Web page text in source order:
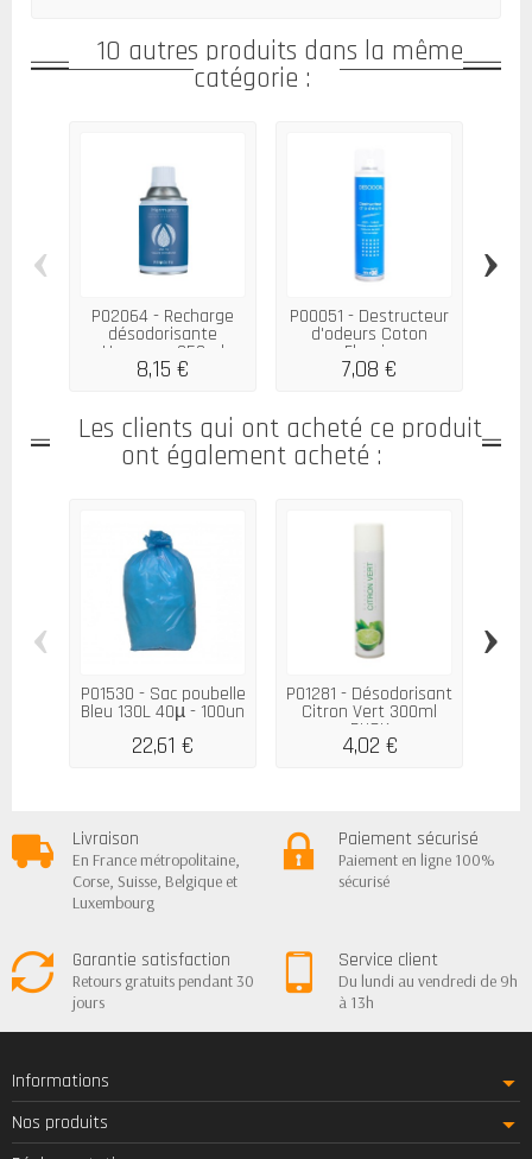
10 autres produits dans la même
catégorie :
P02064 - Recharge
désodorisante
Hermano 250ml
8,15 €
P00051 - Destructeur
d'odeurs Coton
Fleuri...
7,08 €
‹ ›
Les clients qui ont acheté ce produit
ont également acheté :
P01530 - Sac poubelle
Bleu 130L 40µ - 100un
22,61 €
P01281 - Désodorisant
Citron Vert 300ml
PUCK
4,02 €
‹ ›
Livraison
En France métropolitaine,
Corse, Suisse, Belgique et
Luxembourg
Paiement sécurisé
Paiement en ligne 100%
sécurisé
Garantie satisfaction
Retours gratuits pendant 30
jours
Service client
Du lundi au vendredi de 9h
à 13h
Informations
Nos produits